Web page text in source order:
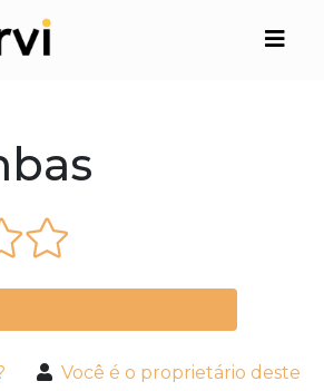
Você é o proprietário deste